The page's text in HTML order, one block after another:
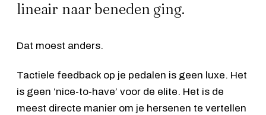
lineair naar beneden ging.
Dat moest anders.
Tactiele feedback op je pedalen is geen luxe. Het
is geen ‘nice-to-have’ voor de elite. Het is de
meest directe manier om je hersenen te vertellen